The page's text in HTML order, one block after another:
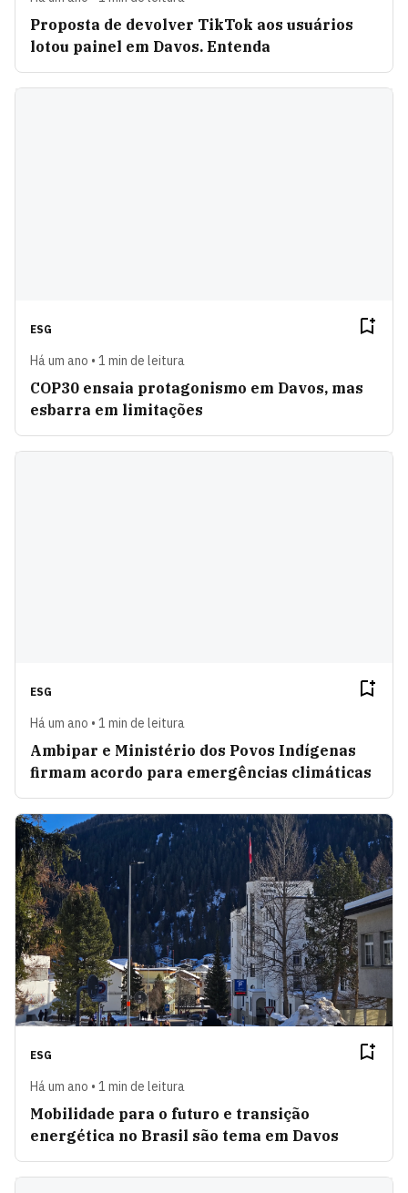
Proposta de devolver TikTok aos usuários
lotou painel em Davos. Entenda
ESG
Há um ano • 1 min de leitura
COP30 ensaia protagonismo em Davos, mas
esbarra em limitações
ESG
Há um ano • 1 min de leitura
Ambipar e Ministério dos Povos Indígenas
firmam acordo para emergências climáticas
ESG
Há um ano • 1 min de leitura
Mobilidade para o futuro e transição
energética no Brasil são tema em Davos